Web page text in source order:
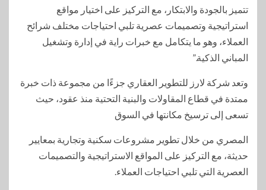
تتميز بالجودة والابتكار، مع التركيز على اختيار مواقع
استراتيجية وتصميمات عصرية تلبي احتياجات مختلف شرائح
العملاء، وهو ما يتكامل مع خبرات راية في إدارة وتشغيل
المباني الذكية.”
وتعد شركة لارز للتطوير العقاري جزءًا من مجموعة ذات خبرة
ممتدة في قطاع المقاولات والبنية التحتية منذ عقود، حيث
تسعى إلى ترسيخ مكانتها في السوق
المصري من خلال تطوير مشروعات سكنية وتجارية بمعايير
حديثة، مع التركيز على المواقع الاستراتيجية والتصميمات
العصرية التي تلبي احتياجات العملاء.